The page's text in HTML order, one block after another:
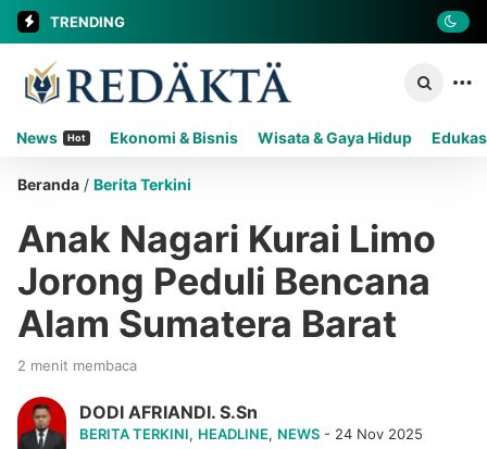
TRENDING
News Hot Ekonomi & Bisnis Wisata & Gaya Hidup
Beranda / Berita Terkini
Anak Nagari Kurai Limo
Jorong Peduli Bencana
Alam Sumatera Barat
2 menit membaca
DODI AFRIANDI. S.Sn
BERITA TERKINI, HEADLINE, NEWS - 24 Nov 2025